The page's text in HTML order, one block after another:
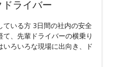
ライバー
いる方 3日間の社内の安全
、先輩ドライバーの横乗り
ろいろな現場に出向き、ド